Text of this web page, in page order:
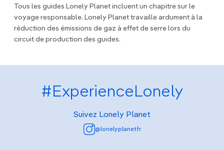
Tous les guides Lonely Planet incluent un chapitre sur le
voyage responsable. Lonely Planet travaille ardument à la
réduction des émissions de gaz à effet de serre lors du
circuit de production des guides.
#ExperienceLonely
Suivez Lonely Planet
@lonelyplanetfr